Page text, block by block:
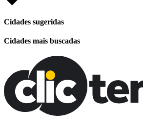
Cidades sugeridas
Cidades mais buscadas